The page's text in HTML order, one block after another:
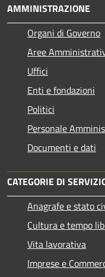
AMMINISTRAZIONE
Organi di Governo
Aree
Uffici
Enti e fondazioni
Politici
Personale
Documenti e dati
CATEGORIE DI
Anagrafe e stato
Cultura e tempo
Vita lavorativa
Imprese e